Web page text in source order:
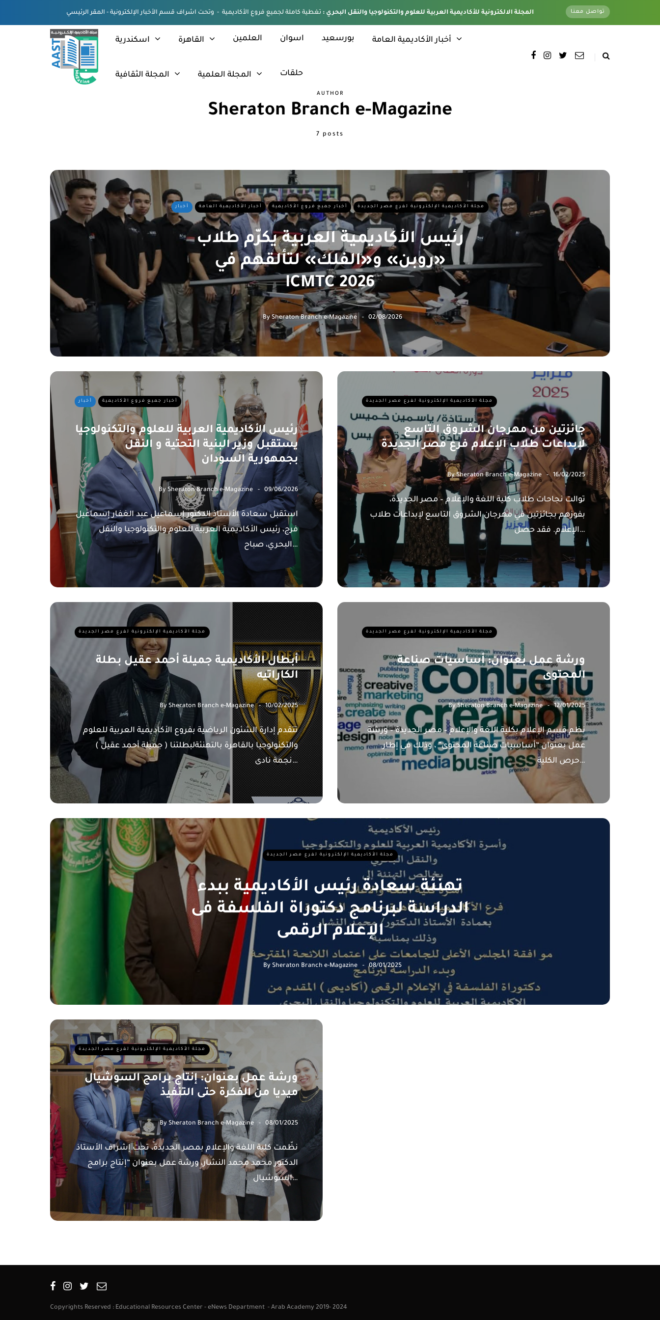
المجلة الالكترونية للأكاديمية العربية للعلوم والتكنولوجيا والنقل البحري : تواصل معنا
اسكندرية القاهرة العلمين اسوان بورسعيد أخبار الأكاديمية العامة
المجلة الثقافية المجلة العلمية حلقات
AUTHOR
Sheraton Branch e-Magazine
7 posts
أخبار أخبار الأكاديمية العامة أخبار جميع فروع الأكاديمية مجلة الأكاديمية الإلكترونية لفرع مصر الجديدة
رئيس الأكاديمية العربية يكرّم طلاب
«روبن» و«الفلك» لتألقهم في
ICMTC 2026
By Sheraton Branch e-Magazine 02/08/2026
أخبار أخبار جميع فروع الأكاديمية
رئيس الأكاديمية العربية للعلوم والتكنولوجيا
يستقبل وزير البنية التحتية و النقل
بجمهورية السودان
By Sheraton Branch e-Magazine 09/06/2026
استقبل سعادة الأستاذ الدكتور إسماعيل عبد الغفار إسماعيل
فرج، رئيس الأكاديمية العربية للعلوم والتكنولوجيا والنقل
البحري، صباح…
مجلة الأكاديمية الإلكترونية لفرع مصر الجديدة
جائزتين من مهرجان الشروق التاسع
لإبداعات طلاب الإعلام فرع مصر الجديدة
BySheraton Branch e-Magazine 16/02/2025
توالت نجاحات طلاب كلية اللغة والإعلام – مصر الجديدة،
بفوزهم بجائزتين في مهرجان الشروق التاسع لإبداعات طلاب
الإعلام. فقد حصل…
مجلة الأكاديمية الإلكترونية لفرع مصر الجديدة
أبطال الأكاديمية جميلة أحمد عقيل بطلة
الكاراتيه
By Sheraton Branch e-Magazine 10/02/2025
تتقدم إدارة الشئون الرياضية بفروع الأكاديمية العربية للعلوم
والتكنولوجيا بالقاهرة بالتهنئةلبطلتنا ( جميلة أحمد عقيل )
نجمة نادى…
مجلة الأكاديمية الإلكترونية لفرع مصر الجديدة
ورشة عمل بعنوان: أساسيات صناعة
المحتوى
BySheraton Branch e-Magazine 12/01/2025
نظم قسم الإعلام بكلية اللغة والإعلام – مصر الجديدة – ورشة
عمل بعنوان “أساسيات صناعة المحتوى” ، وذلك في إطار
حرص الكلية…
مجلة الأكاديمية الإلكترونية لفرع مصر الجديدة
تهنئة سعادة رئيس الأكاديمية ببدء
الدراسة لبرنامج دكتوراة الفلسفة فى
الإعلام الرقمى
By Sheraton Branch e-Magazine 08/01/2025
مجلة الأكاديمية الإلكترونية لفرع مصر الجديدة
ورشة عمل بعنوان: إنتاج برامج السوشيال
ميديا من الفكرة حتى التنفيذ
BySheraton Branch e-Magazine 08/01/2025
نظّمت كلية اللغة والإعلام بمصر الجديدة، تحت إشراف الأستاذ
الدكتور محمد محمد النشار، ورشة عمل بعنوان “إنتاج برامج
السوشيال…
Copyrights Reserved : Educational Resources Center - eNews Department - Arab Academy 2019- 2024